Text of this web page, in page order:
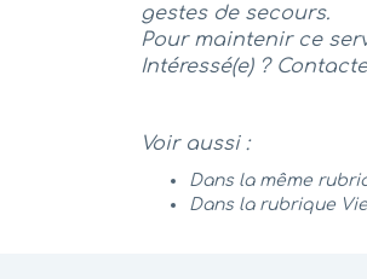
gestes de secours.
Pour maintenir ce
Intéressé(e) ?
Voir aussi :
Dans la même
Dans la rubrique